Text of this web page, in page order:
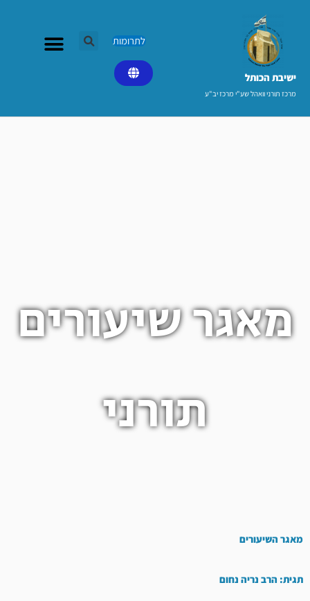
ישיבת הכותל​
מרכז תורני וואהל שע"י מרכז יב"ע
לתרומות
מאגר שיעורים
תורני
מאגר השיעורים
תגית: הרב נריה נחום